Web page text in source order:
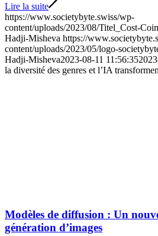
Lire la suite
https://www.societybyte.swiss/wp-
content/uploads/2023/08/Titel_Cost-
Hadji-Misheva https://
content/uploads/2023/05/logo-
Hadji-Misheva2023-08-11 11:56:35
la diversité des genres et l’IA
Modèles de diffusion : Un
génération d’images